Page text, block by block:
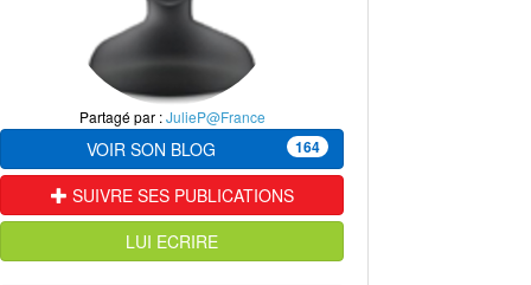
Partagé par :JulieP@France
VOIR SON BLOG 164
SUIVRE SES PUBLICATIONS
LUI ECRIRE